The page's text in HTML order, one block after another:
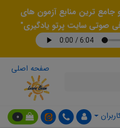
جامع ترین منابع آزمون های
صوتی سایت پرتو یادگیری"
صفحه اصلی
0